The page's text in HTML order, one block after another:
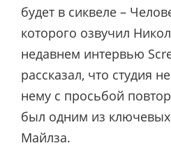
будет в сиквеле –
которого озвучил
недавнем интервью
рассказал, что студия
нему с просьбой
был одним из
Майлза.